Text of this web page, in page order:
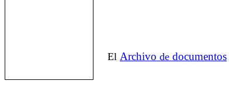
El Archivo de documentos